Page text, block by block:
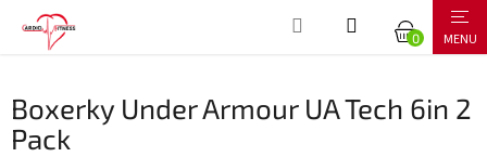
NÁKUPNÍ
Boxerky Under Armour UA Tech 6in 2
Pack